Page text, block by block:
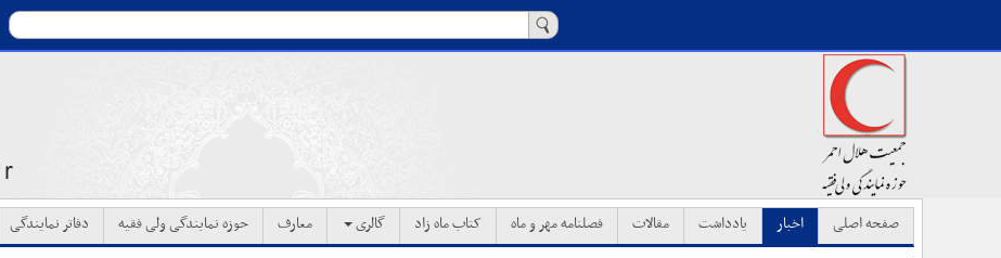
صفحه اصلی اخبار یادداشت مقالات فصلنامه مهر و ماه کتاب ماه زاد گالری معارف حوزه نمایندگی ولی فقیه دفاتر نمایندگی